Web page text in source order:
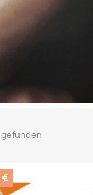
gefunden